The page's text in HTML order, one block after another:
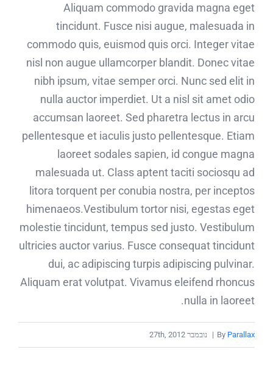
Aliquam commodo gravida magna eget
tincidunt. Fusce nisi augue, malesuada in
commodo quis, euismod quis orci. Integer vitae
nisl non augue ullamcorper blandit. Donec vitae
nibh ipsum, vitae semper orci. Nunc sed elit in
nulla auctor imperdiet. Ut a nisl sit amet odio
accumsan laoreet. Sed pharetra lectus in arcu
pellentesque et iaculis justo pellentesque. Etiam
laoreet sodales sapien, id congue magna
malesuada ut. Class aptent taciti sociosqu ad
litora torquent per conubia nostra, per inceptos
himenaeos.Vestibulum tortor nisi, egestas eget
molestie tincidunt, tempus sed justo. Vestibulum
ultricies auctor varius. Fusce consequat tincidunt
dui, ac adipiscing turpis adipiscing pulvinar.
Aliquam erat volutpat. Vivamus eleifend rhoncus
nulla in laoreet.
By Parallax
| נובמבר 27th, 2012